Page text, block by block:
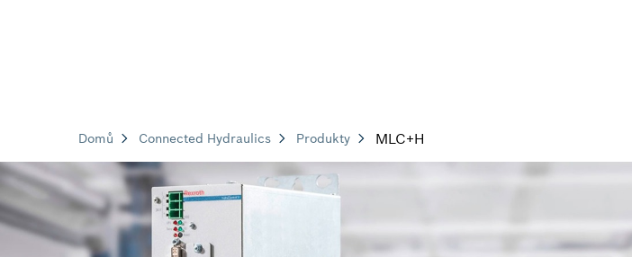
Domů Connected Hydraulics Produkty MLC+H